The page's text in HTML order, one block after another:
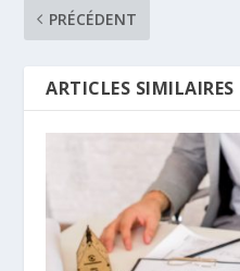
PRÉCÉDENT
ARTICLES SIMILAIRES